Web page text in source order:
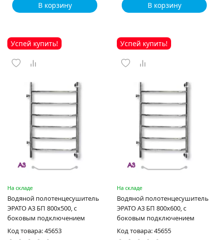
В корзину В корзину
Успей купить!
На складе
Водяной полотенцесушитель
ЭРАТО А3 БП 800x500, с
боковым подключением
Код товара: 45653
Успей купить!
На складе
Водяной полотенцесушитель
ЭРАТО А3 БП 800x600, с
боковым подключением
Код товара: 45655